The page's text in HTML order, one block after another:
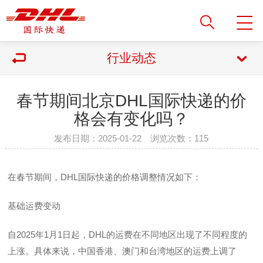
行业动态
春节期间北京DHL国际快递的价
格会有变化吗？
发布日期：2025-01-22 浏览次数： 115
在春节期间，DHL国际快递的价格调整情况如下：
基础运费变动
自2025年1月1日起，DHL的运费在不同地区出现了不同程度的
上涨。具体来说，中国香港、澳门和台湾地区的运费上调了